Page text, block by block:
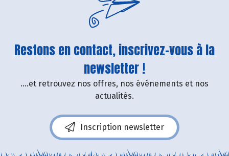
Restons en contact, inscrivez-vous à la
newsletter !
....et retrouvez nos offres, nos événements et nos
actualités.
Inscription newsletter